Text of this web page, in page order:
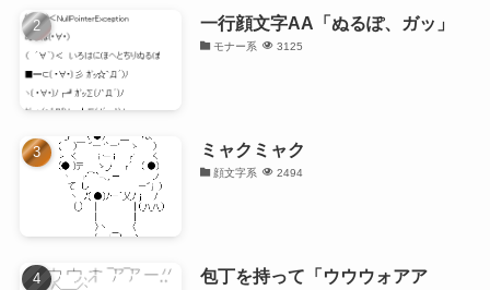
一行顔文字AA「ぬるぽ、ガッ」
モナー系 3125
ミャクミャク
顔文字系 2494
包丁を持って「ウウウォアア